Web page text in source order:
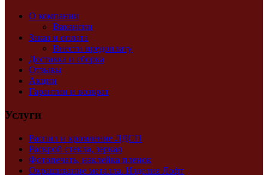
О компании
Вакансии
Заказ и оплата
Внести предоплату
Доставка и сборка
Отзывы
Акции
Гарантии и возврат
Услуги
Распил и кромление ЛДСП
Раскрой стекла, зеркал
Фотопечать, наклейка пленок
Окрашивание металла. Изделия Лофт